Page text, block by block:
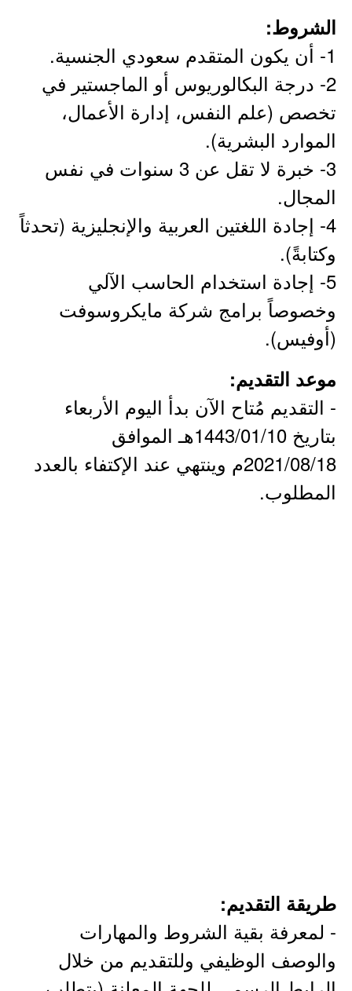
الشروط:
1- أن يكون المتقدم سعودي الجنسية.
2- درجة البكالوريوس أو الماجستير في
تخصص (علم النفس، إدارة الأعمال،
الموارد البشرية).
3- خبرة لا تقل عن 3 سنوات في نفس
المجال.
4- إجادة اللغتين العربية والإنجليزية (تحدثاً
وكتابةً).
5- إجادة استخدام الحاسب الآلي
وخصوصاً برامج شركة مايكروسوفت
(أوفيس).
موعد التقديم:
- التقديم مُتاح الآن بدأ اليوم الأربعاء
بتاريخ 1443/01/10هـ الموافق
2021/08/18م وينتهي عند الإكتفاء بالعدد
المطلوب.
طريقة التقديم:
- لمعرفة بقية الشروط والمهارات
والوصف الوظيفي وللتقديم من خلال